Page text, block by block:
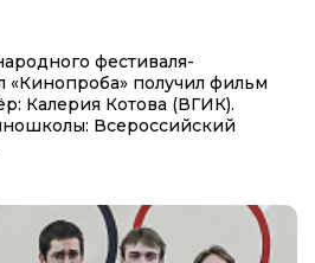
фестиваля-
получил фильм
Калерия Котова (ВГИК).
Всероссийский